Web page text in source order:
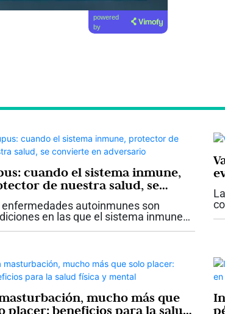
powered
by
cuando el sistema inmune,
de nuestra salud, se
en adversario
enfermedades autoinmunes son
en las que el sistema inmune
mucho más que
placer: beneficios para la salud